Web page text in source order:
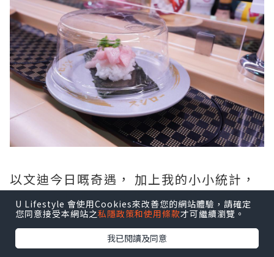
以文迪今日嘅奇遇， 加上我的小小統計，
非假日要快速入座並非冇機會㗎， 最緊要
就係留意壽司郎的叫號直播：
香港壽司郎 屯門店 叫號系統
U Lifestyle 會使用Cookies來改善您的網站體驗，請確定
您同意接受本網站之私隱政策和使用條款才可繼續瀏覽。
我已閱讀及同意